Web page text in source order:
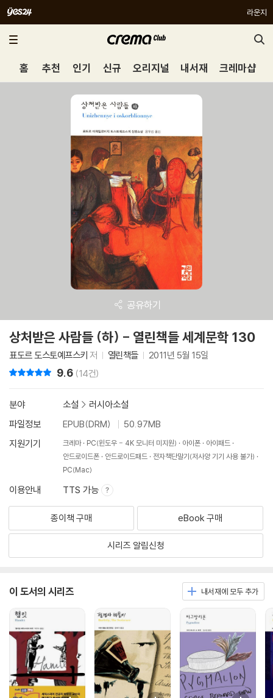
라운지
홈 추천 인기 신규 오리지널 내서재 크레마샵
공유하기
상처받은 사람들 (하) - 열린책들 세계문학 130
표도르 도스토예프스키 저 열린책들 2011년 5월 15일
9.6 (14건)
분야 소설 > 러시아소설
파일정보
EPUB(DRM)
50.97MB
지원기기
크레마 PC(윈도우 - 4K 모니터 미지원) 아이폰
아이패드
안드로이드폰
안드로이드패드
전자책단말기(저사양 기기 사용 불가)
PC(Mac)
이용안내 TTS 가능
종이책 구매 eBook 구매
시리즈 알림신청
이 도서의 시리즈 내서재에 모두 추가